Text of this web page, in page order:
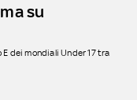
su
dei mondiali Under 17 tra